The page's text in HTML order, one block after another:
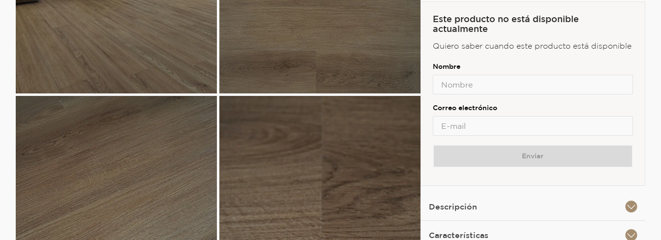
Este producto no está disponible
actualmente
Quiero saber cuando este producto está disponible
Enviar
Descripción
Características